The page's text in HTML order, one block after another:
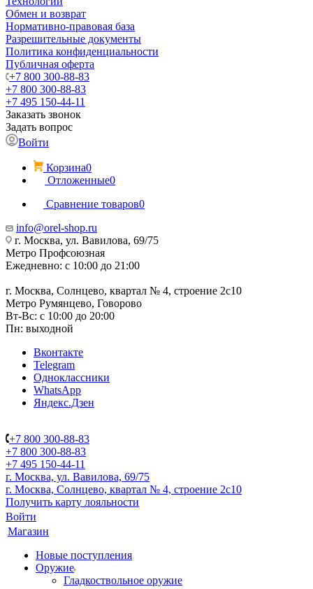
Обмен и возврат
Нормативно-правовая база
Разрешительные документы
Политика конфиденциальности
Публичная оферта
+7 800 300-88-83
+7 800 300-88-83
+7 495 150-44-11
Заказать звонок
Задать вопрос
Войти
Корзина0
Отложенные0
Сравнение товаров0
info@orel-shop.ru
г. Москва, ул. Вавилова, 69/75
Метро Профсоюзная
Ежедневно: с 10:00 до 21:00
г. Москва, Солнцево, квартал № 4, строение 2с10
Метро Румянцево, Говорово
Вт-Вс: с 10:00 до 20:00
Пн: выходной
Вконтакте
Telegram
Одноклассники
WhatsApp
Яндекс.Дзен
+7 800 300-88-83
+7 800 300-88-83
+7 495 150-44-11
г. Москва, ул. Вавилова, 69/75
г. Москва, Солнцево, квартал № 4, строение 2с10
Получить карту лояльности
Войти
Магазин
Новые поступления
Оружие
Гладкоствольное оружие